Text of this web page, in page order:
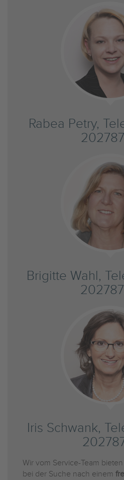
Rabea Petry,
Brigitte Wahl,
Iris Schwank,
Wir vom Service-Team
bei der Suche nach einem